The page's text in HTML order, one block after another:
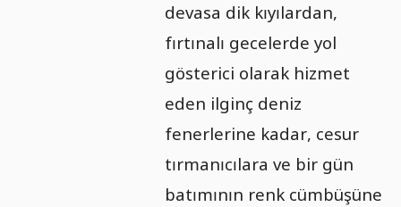
devasa dik kıyılardan,
fırtınalı gecelerde yol
gösterici olarak hizmet
eden ilginç deniz
fenerlerine kadar, cesur
tırmanıcılara ve bir gün
batımının renk cümbüşüne